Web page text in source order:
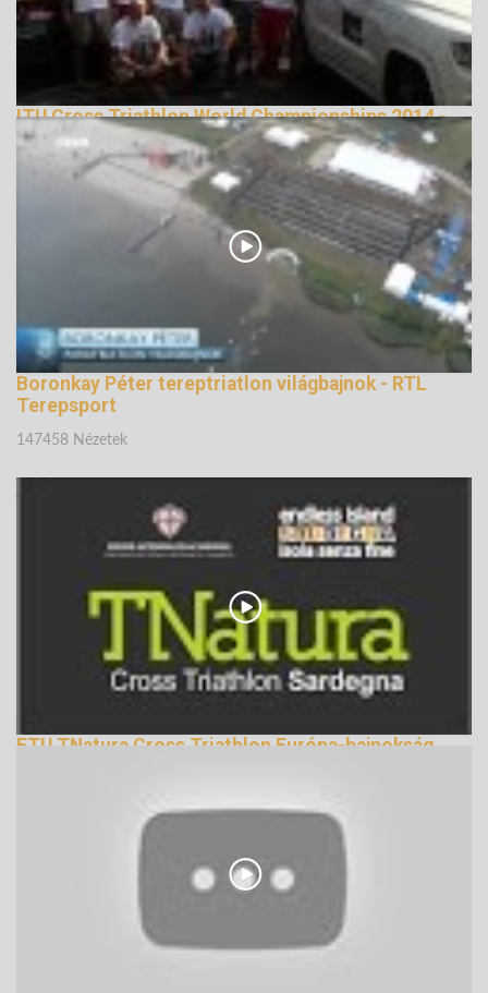
ITU Cross Triathlon World Championships 2014 -
official video, X2S TEAM, Hungary
162935 Nézetek
Boronkay Péter tereptriatlon világbajnok - RTL
Terepsport
147458 Nézetek
ETU TNatura Cross Triathlon Európa-bajnokság